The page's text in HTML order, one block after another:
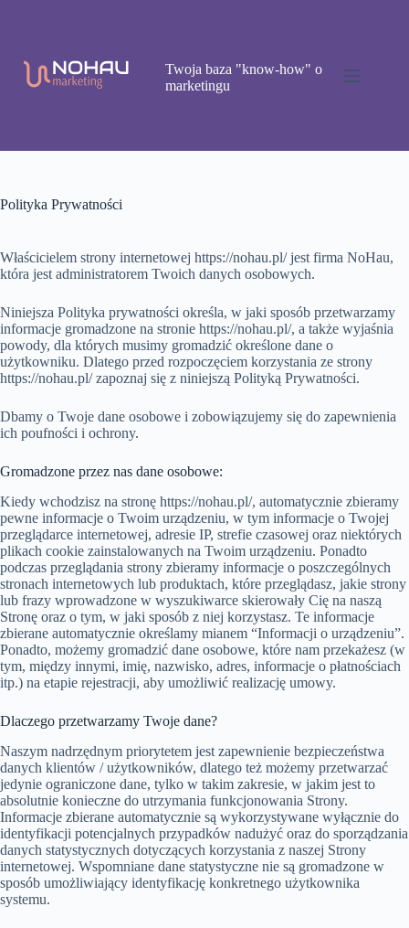
Twoja baza "know-how" o
marketingu
Polityka Prywatności
Właścicielem strony internetowej https://nohau.pl/ jest firma NoHau,
która jest administratorem Twoich danych osobowych.
Niniejsza Polityka prywatności określa, w jaki sposób przetwarzamy
informacje gromadzone na stronie https://nohau.pl/, a także wyjaśnia
powody, dla których musimy gromadzić określone dane o
użytkowniku. Dlatego przed rozpoczęciem korzystania ze strony
https://nohau.pl/ zapoznaj się z niniejszą Polityką Prywatności.
Dbamy o Twoje dane osobowe i zobowiązujemy się do zapewnienia
ich poufności i ochrony.
Gromadzone przez nas dane osobowe:
Kiedy wchodzisz na stronę https://nohau.pl/, automatycznie zbieramy
pewne informacje o Twoim urządzeniu, w tym informacje o Twojej
przeglądarce internetowej, adresie IP, strefie czasowej oraz niektórych
plikach cookie zainstalowanych na Twoim urządzeniu. Ponadto
podczas przeglądania strony zbieramy informacje o poszczególnych
stronach internetowych lub produktach, które przeglądasz, jakie strony
lub frazy wprowadzone w wyszukiwarce skierowały Cię na naszą
Stronę oraz o tym, w jaki sposób z niej korzystasz. Te informacje
zbierane automatycznie określamy mianem “Informacji o urządzeniu”.
Ponadto, możemy gromadzić dane osobowe, które nam przekażesz (w
tym, między innymi, imię, nazwisko, adres, informacje o płatnościach
itp.) na etapie rejestracji, aby umożliwić realizację umowy.
Dlaczego przetwarzamy Twoje dane?
Naszym nadrzędnym priorytetem jest zapewnienie bezpieczeństwa
danych klientów / użytkowników, dlatego też możemy przetwarzać
jedynie ograniczone dane, tylko w takim zakresie, w jakim jest to
absolutnie konieczne do utrzymania funkcjonowania Strony.
Informacje zbierane automatycznie są wykorzystywane wyłącznie do
identyfikacji potencjalnych przypadków nadużyć oraz do sporządzania
danych statystycznych dotyczących korzystania z naszej Strony
internetowej. Wspomniane dane statystyczne nie są gromadzone w
sposób umożliwiający identyfikację konkretnego użytkownika
systemu.